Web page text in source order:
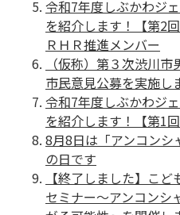
令和7年度しぶかわジ
を紹介します！【第2
ＲＨＲ推進メンバー
（仮称）第３次渋川
市民意見公募を実施し
令和7年度しぶかわジ
を紹介します！【第1
8月8日は「アンコンシ
の日です
【終了しました】こ
セミナー～アンコンシ